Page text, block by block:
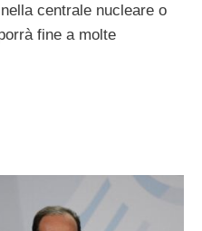
centrale nucleare o
fine a molte